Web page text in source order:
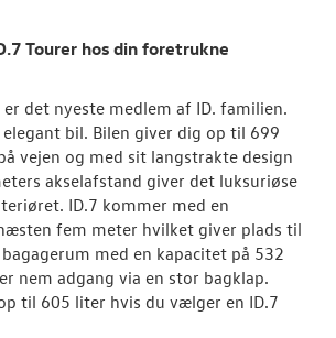
Privatleasing
Volkswagen
Vejen til et
Elektrisk
Modeller
ID. Polo
Tourer hos din foretrukne
er det nyeste medlem af ID. familien.
bil. Bilen giver dig op til 699
vejen og med sit langstrakte design
akselafstand giver det luksuriøse
ID.7 kommer med en
fem meter hvilket giver plads til
med en kapacitet på 532
nem adgang via en stor bagklap.
til 605 liter hvis du vælger en ID.7